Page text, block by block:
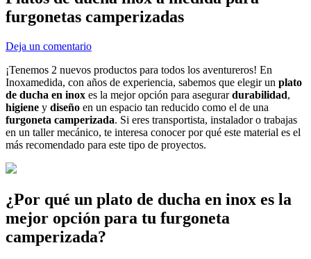
furgonetas camperizadas
Deja un comentario
¡Tenemos 2 nuevos productos para todos los aventureros! En
Inoxamedida, con años de experiencia, sabemos que elegir un plato
de ducha en inox es la mejor opción para asegurardurabilidad,
higiene y diseño en un espacio tan reducido como el de una
furgoneta camperizada. Si eres transportista, instalador o trabajas
en un taller mecánico, te interesa conocer por qué este material es el
más recomendado para este tipo de proyectos.
¿Por qué un plato de ducha en inox es la
mejor opción para tu furgoneta
camperizada?